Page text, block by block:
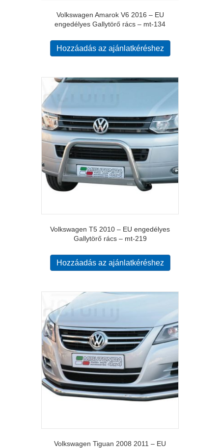
Volkswagen Amarok V6 2016 – EU
engedélyes Gallytörő rács – mt-134
Hozzáadás az ajánlatkéréshez
Volkswagen T5 2010 – EU engedélyes
Gallytörő rács – mt-219
Hozzáadás az ajánlatkéréshez
Volkswagen Tiguan 2008 2011 – EU